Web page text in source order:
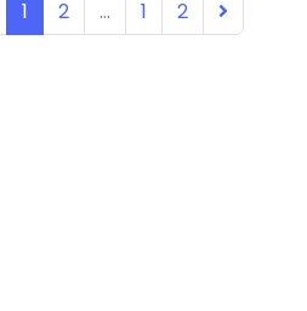
1 2 ... 1 2